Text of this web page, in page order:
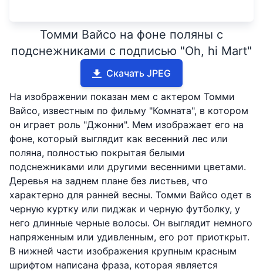
Томми Вайсо на фоне поляны с
подснежниками с подписью "Oh, hi Mart"
Скачать JPEG
На изображении показан мем с актером Томми
Вайсо, известным по фильму "Комната", в котором
он играет роль "Джонни". Мем изображает его на
фоне, который выглядит как весенний лес или
поляна, полностью покрытая белыми
подснежниками или другими весенними цветами.
Деревья на заднем плане без листьев, что
характерно для ранней весны. Томми Вайсо одет в
черную куртку или пиджак и черную футболку, у
него длинные черные волосы. Он выглядит немного
напряженным или удивленным, его рот приоткрыт.
В нижней части изображения крупным красным
шрифтом написана фраза, которая является